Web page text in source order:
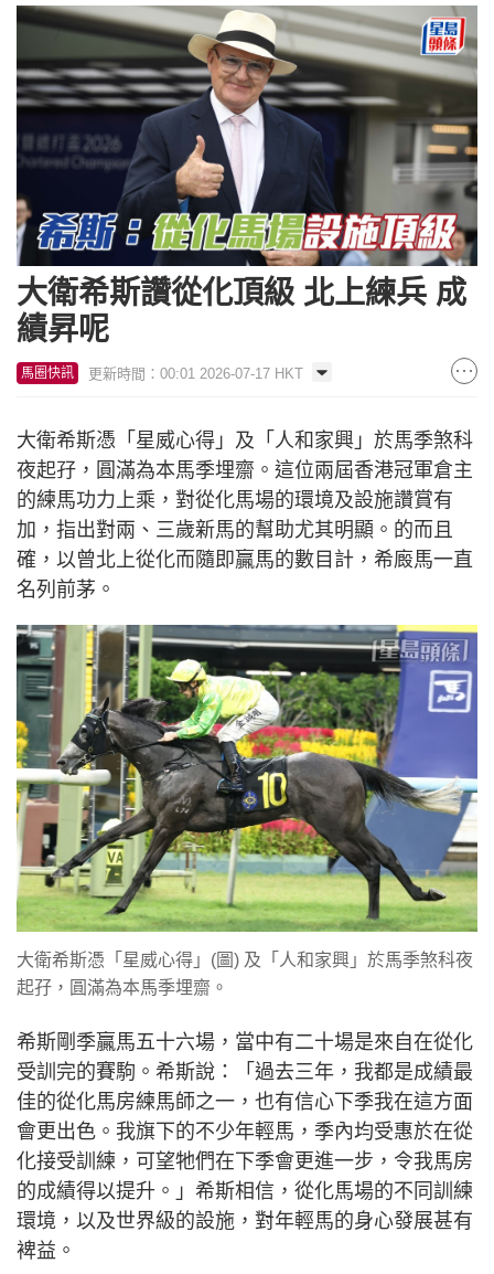
大衛希斯讚從化頂級 北上練兵 成
績昇呢
馬圈快訊 更新時間：00:01 2026-07-17 HKT
大衛希斯憑「星威心得」及「人和家興」於馬季煞科
夜起孖，圓滿為本馬季埋齋。這位兩屆香港冠軍倉主
的練馬功力上乘，對從化馬場的環境及設施讚賞有
加，指出對兩、三歲新馬的幫助尤其明顯。的而且
確，以曾北上從化而隨即贏馬的數目計，希廄馬一直
名列前茅。
大衛希斯憑「星威心得」(圖) 及「人和家興」於馬季煞科夜
起孖，圓滿為本馬季埋齋。
希斯剛季贏馬五十六場，當中有二十場是來自在從化
受訓完的賽駒。希斯說：「過去三年，我都是成績最
佳的從化馬房練馬師之一，也有信心下季我在這方面
會更出色。我旗下的不少年輕馬，季內均受惠於在從
化接受訓練，可望牠們在下季會更進一步，令我馬房
的成績得以提升。」希斯相信，從化馬場的不同訓練
環境，以及世界級的設施，對年輕馬的身心發展甚有
裨益。